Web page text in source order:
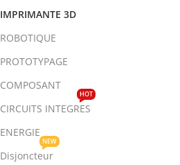
IMPRIMANTE 3D
ROBOTIQUE
PROTOTYPAGE
COMPOSANT
CIRCUITS INTEGRES
HOT
ENERGIE
Disjoncteur
NEW